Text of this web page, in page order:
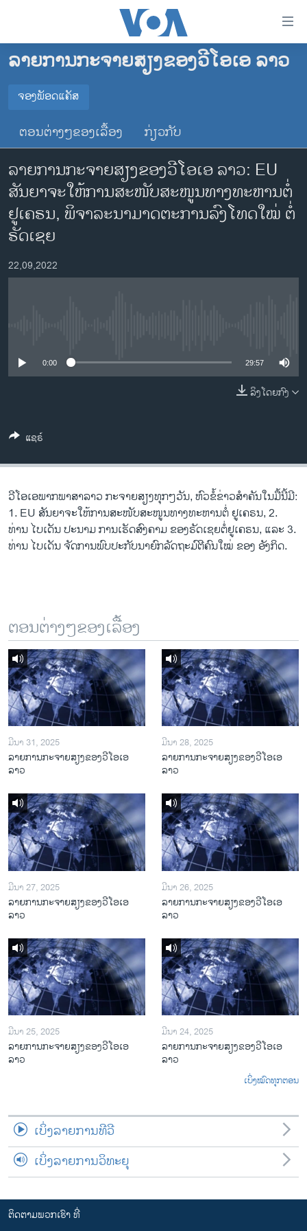
ເຂົ້າ
ຂ້າມ
ໄປ
ຊອກ
ຄົ້ນ
ໂຮມເພຈ
ລາວ
ອາເມຣິກາ
ການເລືອກຕັ້ງ ປະທານາທີບໍດີ ສະຫະລັດ 2024
ຂ່າວ​ຈີນ
ໂລກ
ເອເຊຍ
ອິດສະຫຼະພາບດ້ານການຂ່າວ
ຊີວິດຊາວລາວ
ພາສາອັງກິດ
ລາຍການກະຈາຍສຽງ
ລາຍງານ
ພາສາຕ່າງໆ
ລາຍການກະຈາຍສຽງຂອງວີໂອເອ ລາວ
ຈອງພັອດແຄັສ
ຈອງພັອດແຄັສ
YouTube
ຕອນຕ່າງໆຂອງເລື້ອງ ກ່ຽວກັບ
ລາຍການກະຈາຍສຽງຂອງວີໂອເອ ລາວ: EU
ສັນ​ຍາ​ຈະ​ໃຫ້​ການ​ສະ​ໜັບ​ສະ​ໜູນ​ທາງ​ທະ​ຫານ​ຕໍ່​
ຢູ​ເຄ​ຣນ, ພິ​ຈາ​ລະ​ນາ​ມາດ​ຕະ​ການ​ລົງ​ໂທດ​ໃໝ່ ​ຕໍ່
ຣັດ​ເຊຍ
22,09,2022
0:00 29:57
ລິງໂດຍກົງ
ແຊຣ໌
ວີ​ໂອ​ເອພາກ​ພາສາ​ລາວ​ ກະຈາຍສຽງ​ທຸກໆ​ວັນ, ຫົວຂໍ້ຂ່າວສໍາຄັນໃນມື້ນີ້ມີ:
1. EU ສັນ​ຍາ​ຈະ​ໃຫ້​ການ​ສະ​ໜັບ​ສະ​ໜູນ​ທາງ​ທະ​ຫານ​ຕໍ່​ ຢູ​ເຄ​ຣນ, 2.
ທ່ານ ​ໄບ​ເດັນ ​ປະ​ນາມ ການ​ເຮັດ​ສົງ​ຄາມ​ ຂອງ​ຣັດ​ເຊຍຕໍ່ຢູ​ເຄ​ຣນ, ແລະ 3.
ທ່ານ ໄບ​ເດັນ ຈັດ​ການ​ພົບ​ປະ​ກັບ​ນາ​ຍົກ​ລັດ​ຖະ​ມົ​ຕີ​ຄົນ​ໃໝ່ ​ຂອງ ອັງ​ກິດ.
ຕອນຕ່າງໆຂອງເລື້ອງ
ມີນາ 31, 2025
ລາຍການກະຈາຍສຽງຂອງວີໂອເອ
ລາວ
ມີນາ 28, 2025
ລາຍການກະຈາຍສຽງຂອງວີໂອເອ
ລາວ
ມີນາ 27, 2025
ລາຍການກະຈາຍສຽງຂອງວີໂອເອ
ລາວ
ມີນາ 26, 2025
ລາຍການກະຈາຍສຽງຂອງວີໂອເອ
ລາວ
ມີນາ 25, 2025
ລາຍການກະຈາຍສຽງຂອງວີໂອເອ
ລາວ
ມີນາ 24, 2025
ລາຍການກະຈາຍສຽງຂອງວີໂອເອ
ລາວ
ເບິ່ງໝົດທຸກຕອນ
ເບິ່ງລາຍການທີວີ
ເບິ່ງລາຍການວິທະຍຸ
ຕິດຕາມພວກເຮົາ ທີ່